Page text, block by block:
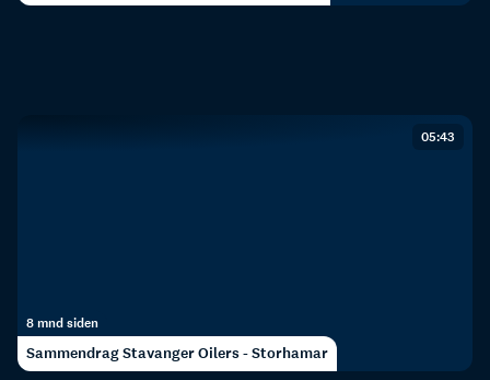
05:43
8 mnd siden
Sammendrag Stavanger Oilers - Storhamar